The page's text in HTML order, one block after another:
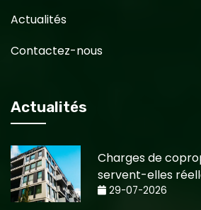
Actualités
Contactez-nous
Actualités
Charges de
servent-elles
29-07-2026